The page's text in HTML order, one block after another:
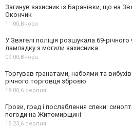
Загинув захисник із Баранівки, що на
Окончик
11:00, Вчора
У Звягелі поліція розшукала 69-
лампадку з могили захисника
09:00, Вчора
Торгував гранатами, набоями та
річного торговця зброєю
18:00,6 серпня
Грози, град і послаблення спеки:
погоди на Житомирщині
15:23,6 серпня